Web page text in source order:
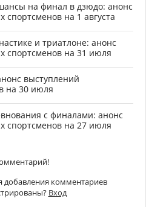
на финал в дзюдо: анонс
спортсменов на 1 августа
и триатлоне: анонс
спортсменов на 31 июля
выступлений
на 30 июля
с финалами: анонс
спортсменов на 27 июля
добавления комментариев
Вход